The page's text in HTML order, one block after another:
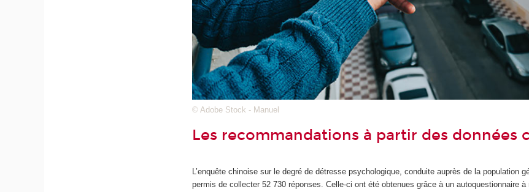
© Adobe Stock - Manuel
Les recommandations à partir des données
L’enquête chinoise sur le degré de détresse psychologique, conduite auprès de la population
permis de collecter 52 730 réponses. Celle-ci ont été obtenues grâce à un autoquestionnaire